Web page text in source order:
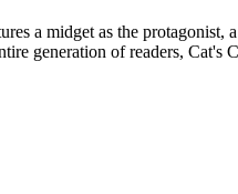
a midget as the protagonist,
generation of readers, Cat's